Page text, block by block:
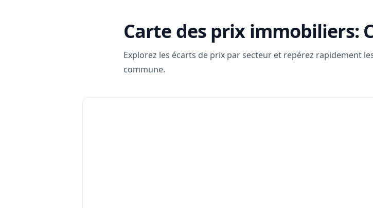
Carte des prix immobiliers:
Explorez les écarts de prix par secteur et repérez rapidement
commune.